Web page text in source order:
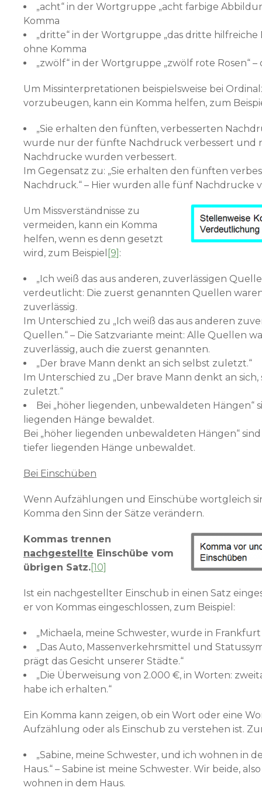
„acht“ in der Wortgruppe „acht farbige
Komma
„dritte“ in der Wortgruppe „das dritte hilfreiche
ohne Komma
„zwölf“ in der Wortgruppe „zwölf rote Rosen“ –
Um Missinterpretationen beispielsweise bei
vorzubeugen, kann ein Komma helfen, zum
„Sie erhalten den fünften, verbesserten
wurde nur der fünfte Nachdruck verbessert und
Nachdrucke wurden verbessert.
Im Gegensatz zu: „Sie erhalten den fünften
Nachdruck.“ – Hier wurden alle fünf Nachdrucke
Um Missverständnisse zu
vermeiden, kann ein Komma
helfen, wenn es denn gesetzt
wird, zum Beispiel [9] :
„Ich weiß das aus anderen, zuverlässigen
verdeutlicht: Die zuerst genannten Quellen
zuverlässig.
Im Unterschied zu „Ich weiß das aus anderen
Quellen.“ – Die Satzvariante meint: Alle Quellen
zuverlässig, auch die zuerst genannten.
„Der brave Mann denkt an sich selbst zuletzt.“
Im Unterschied zu „Der brave Mann denkt an sich,
zuletzt.“
Bei „höher liegenden, unbewaldeten Hängen“
liegenden Hänge bewaldet.
Bei „höher liegenden unbewaldeten Hängen“
tiefer liegenden Hänge unbewaldet.
Bei Einschüben
Wenn Aufzählungen und Einschübe wortgleich
Komma den Sinn der Sätze verändern.
Kommas trennen
nachgestellte Einschübe vom
übrigen Satz.[10]
Ist ein nachgestellter Einschub in einen Satz
er von Kommas eingeschlossen, zum Beispiel:
„Michaela, meine Schwester, wurde in
„Das Auto, Massenverkehrsmittel und
prägt das Gesicht unserer Städte.“
„Die Überweisung von 2.000 €, in Worten:
habe ich erhalten.“
Ein Komma kann zeigen, ob ein Wort oder eine
Aufzählung oder als Einschub zu verstehen ist.
„Sabine, meine Schwester, und ich wohnen in
Haus.“ – Sabine ist meine Schwester. Wir beide,
wohnen in dem Haus.